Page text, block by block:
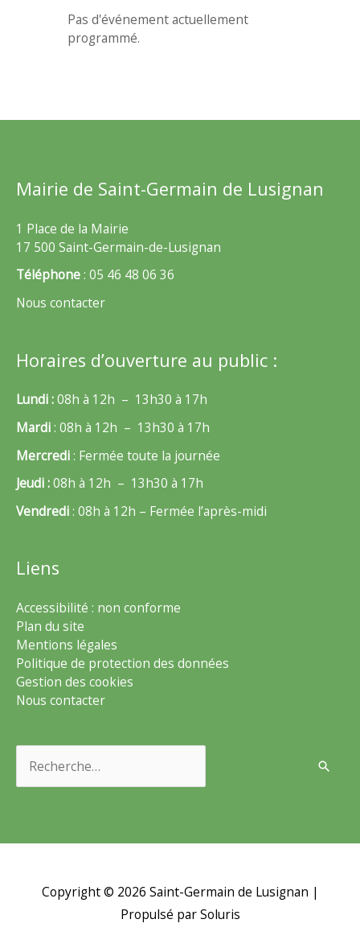
Pas d'événement actuellement
programmé.
Mairie de Saint-Germain de Lusignan
1 Place de la Mairie
17 500 Saint-Germain-de-Lusignan
Téléphone: 05 46 48 06 36
Nous contacter
Horaires d’ouverture au public :
Lundi :08h à 12h – 13h30 à 17h
Mardi: 08h à 12h – 13h30 à 17h
Mercredi: Fermée toute la journée
Jeudi :08h à 12h – 13h30 à 17h
Vendredi: 08h à 12h – Fermée l’après-midi
Liens
Accessibilité : non conforme
Plan du site
Mentions légales
Politique de protection des données
Gestion des cookies
Nous contacter
Copyright © 2026 Saint-Germain de Lusignan |
Propulsé par Soluris